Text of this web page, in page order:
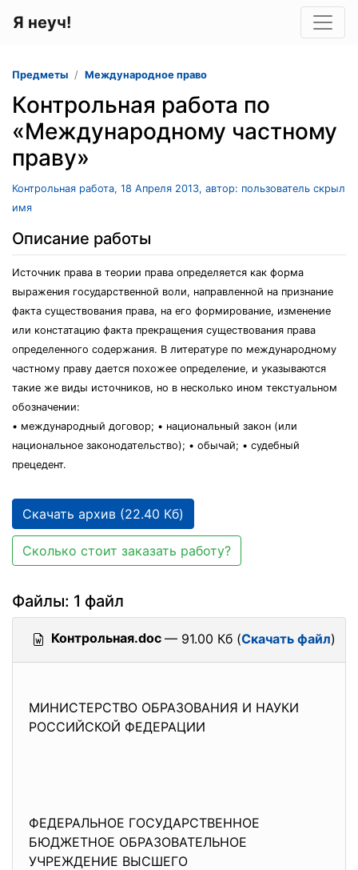
Я неуч!
Предметы Международное право
Контрольная работа по
«Международному частному
праву»
Контрольная работа, 18 Апреля 2013, автор: пользователь скрыл
имя
Описание работы
Источник права в теории права определяется как форма
выражения государственной воли, направленной на признание
факта существования права, на его формирование, изменение
или констатацию факта прекращения существования права
определенного содержания. В литературе по международному
частному праву дается похожее определение, и указываются
такие же виды источников, но в несколько ином текстуальном
обозначении:
• международный договор; • национальный закон (или
национальное законодательство); • обычай; • судебный
прецедент.
Скачать архив (22.40 Кб)
Сколько стоит заказать работу?
Файлы: 1 файл
Контрольная.doc — 91.00 Кб (Скачать файл)
МИНИСТЕРСТВО ОБРАЗОВАНИЯ И НАУКИ
РОССИЙСКОЙ ФЕДЕРАЦИИ
ФЕДЕРАЛЬНОЕ ГОСУДАРСТВЕННОЕ
БЮДЖЕТНОЕ ОБРАЗОВАТЕЛЬНОЕ
УЧРЕЖДЕНИЕ ВЫСШЕГО